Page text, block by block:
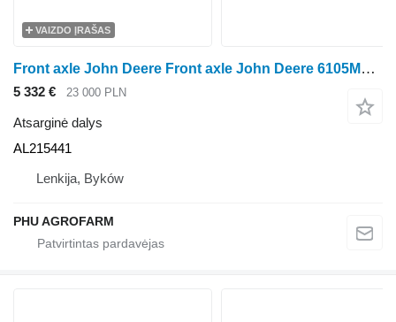
VAIZDO ĮRAŠAS
Front axle John Deere Front axle John Deere 6105MC, DANA 730/254 AL215441 ratinio traktoriaus John Deere 6105MC, DANA 730/254
5 332 € 23 000 PLN
Atsarginė dalys
AL215441
Lenkija, Byków
PHU AGROFARM